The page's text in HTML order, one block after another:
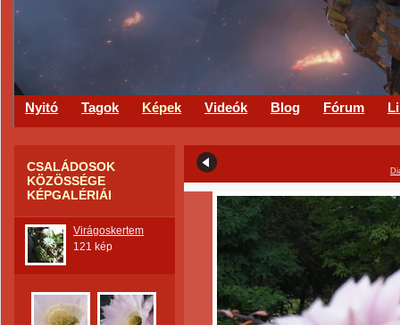
Nyitó Tagok Képek Videók Blog Fórum
CSALÁDOSOK
KÖZÖSSÉGE
KÉPGALÉRIÁI
Virágoskertem
121 kép